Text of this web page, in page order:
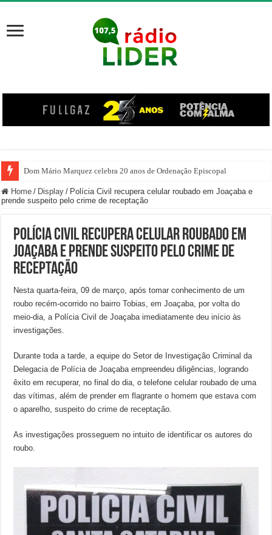
Dom Mário Marquez celebra 20 anos de Ordenação Episcopal
Home / Display / Polícia Civil recupera celular roubado em Joaçaba e
prende suspeito pelo crime de receptação
Polícia Civil recupera celular roubado em
Joaçaba e prende suspeito pelo crime de
receptação
Nesta quarta-feira, 09 de março, após tomar conhecimento de um
roubo recém-ocorrido no bairro Tobias, em Joaçaba, por volta do
meio-dia, a Polícia Civil de Joaçaba imediatamente deu início às
investigações.
Durante toda a tarde, a equipe do Setor de Investigação Criminal da
Delegacia de Polícia de Joaçaba empreendeu diligências, logrando
êxito em recuperar, no final do dia, o telefone celular roubado de uma
das vítimas, além de prender em flagrante o homem que estava com
o aparelho, suspeito do crime de receptação.
As investigações prosseguem no intuito de identificar os autores do
roubo.